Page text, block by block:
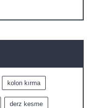
kolon kırma
derz kesme